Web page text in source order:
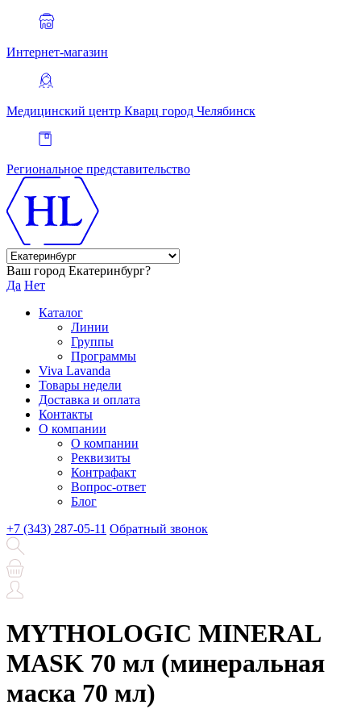
Интернет-магазин
Медицинский центр Кварц город Челябинск
Региональное представительство
Ваш город Екатеринбург?
Да Нет
Каталог
Линии
Группы
Программы
Viva Lavanda
Товары недели
Доставка и оплата
Контакты
О компании
О компании
Реквизиты
Контрафакт
Вопрос-ответ
Блог
+7 (343) 287-05-11 Обратный звонок
MYTHOLOGIC MINERAL
MASK 70 мл (минеральная
маска 70 мл)